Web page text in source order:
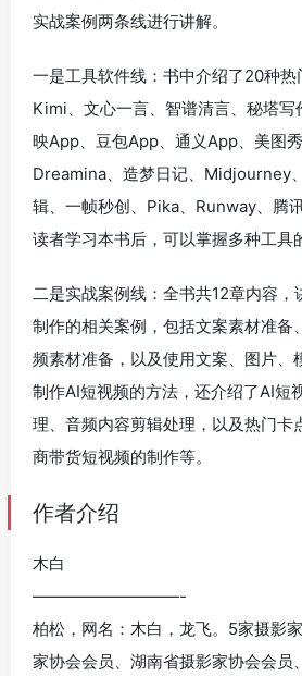
实战案例两条线进行讲解。
一是工具软件线：书中介绍了20种
Kimi、文心一言、智谱清言、秘塔
映App、豆包App、通义App、美图
Dreamina、造梦日记、Midjourney
辑、一帧秒创、Pika、Runway、腾
读者学习本书后，可以掌握多种工具
二是实战案例线：全书共12章内容，
制作的相关案例，包括文案素材准备
频素材准备，以及使用文案、图片、
制作AI短视频的方法，还介绍了AI短
理、音频内容剪辑处理，以及热门卡
商带货短视频的制作等。
作者介绍
木白
—————————-
柏松，网名：木白，龙飞。5家摄影
家协会会员、湖南省摄影家协会会员